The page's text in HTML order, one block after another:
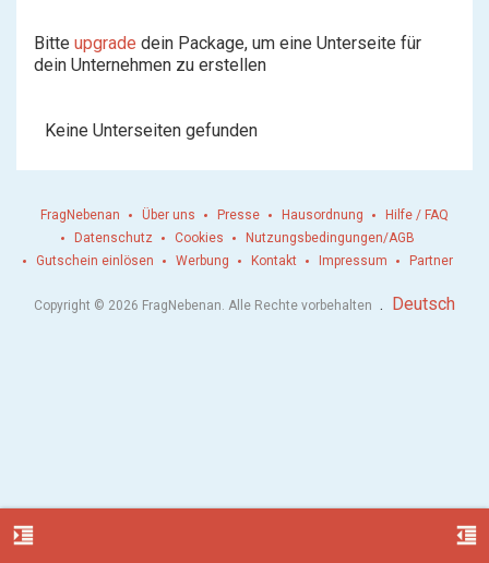
Bitte upgrade dein Package, um eine Unterseite für
dein Unternehmen zu erstellen
Keine Unterseiten gefunden
format_indent_increase format_indent_decrease
FragNebenan Über uns Presse Hausordnung
Hilfe / FAQ
Datenschutz
Cookies
Nutzungsbedingungen/AGB
Gutschein einlösen
Werbung Kontakt Impressum Partner
Copyright © 2026 FragNebenan. Alle Rechte vorbehalten . Deutsch